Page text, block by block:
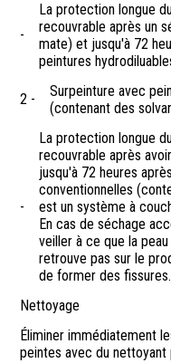
-
La protection longue
recouvrable après un
mate) et jusqu'à 72
peintures
2 -
Surpeinture avec
(contenant des
-
La protection longue
recouvrable après
jusqu'à 72 heures
conventionnelles
est un système à
En cas de séchage
veiller à ce que la
retrouve pas sur le
de former des fissures.
Nettoyage
Éliminer immédiatement
peintes avec du